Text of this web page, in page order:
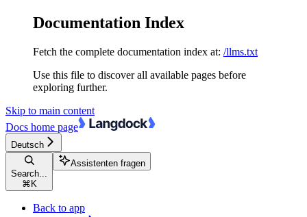
Documentation Index
Fetch the complete documentation index at: /llms.txt
Use this file to discover all available pages before
exploring further.
Skip to main content
Docs home page
Deutsch
Search...
⌘ K
Assistenten fragen
Back to app